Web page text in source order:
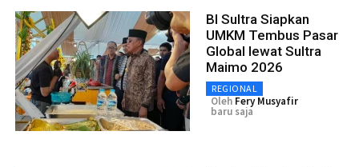
BI Sultra Siapkan
UMKM Tembus Pasar
Global lewat Sultra
Maimo 2026
REGIONAL
Oleh Fery Musyafir
baru saja